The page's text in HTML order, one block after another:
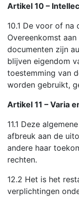
Artikel 10 –
10.1 De voor of
Overeenkomst
documenten zijn
blijven eigendom
toestemming van
worden gebruikt,
Artikel 11 – Varia
11.1 Deze
afbreuk aan de
andere haar
rechten.
12.2 Het is het
verplichtingen